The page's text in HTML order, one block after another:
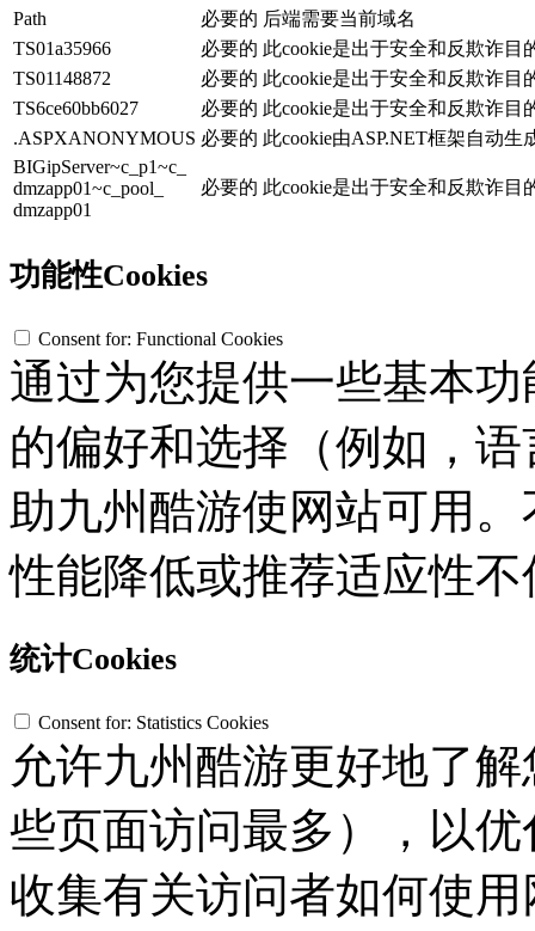
Path
必要的 后端需要当前域名
TS01a35966
必要的 此cookie是出于安全和反欺诈目
TS01148872
必要的 此cookie是出于安全和反欺诈目
TS6ce60bb6027
必要的 此cookie是出于安全和反欺诈目
.ASPXANONYMOUS 必要的 此cookie由ASP.NET框架自动生
BIGipServer~c_p1~c_
dmzapp01~c_pool_
dmzapp01
必要的 此cookie是出于安全和反欺诈目
功能性Cookies
Consent for: Functional Cookies
通过为您提供一些基本
的偏好和选择（例如，
助九州酷游使网站可用
性能降低或推荐适应性不
统计Cookies
Consent for: Statistics Cookies
允许九州酷游更好地了解
些页面访问最多），以
收集有关访问者如何使用